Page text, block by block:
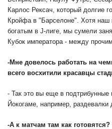
Карлос Рексач, который долгие
Кройфа в "Барселоне". Хотя
богатым в J-лиге, мы сумели
Кубок императора - между
-Мне довелось работать на
всего восхитили красавцы
- Так это вы еще в
Йокогаме, например,
-А к матчам там как готовятся?